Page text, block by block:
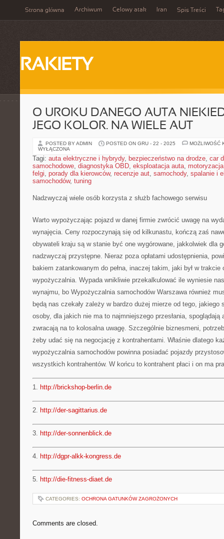
Strona główna Archiwum Celowy atak Iran Spis Treści
RAKIETY
O UROKU DANEGO AUTA
JEGO KOLOR. NA WIELE AUT
POSTED BY ADMIN POSTED ON GRU - 22 - 2025
MOŻLIWOŚĆ
WYŁĄCZONA
Tagi: auta elektryczne i hybrydy, bezpieczeństwo na drodze, car
samochodowe, diagnostyka OBD, eksploatacja auta, motoryzacja
felgi, porady dla kierowców, recenzje aut, samochody, spalanie i
samochodów, tuning
Nadzwyczaj wiele osób korzysta z służb fachowego serwisu
Warto wypożyczając pojazd w danej firmie zwrócić uwagę na
wynajęcia. Ceny rozpoczynają się od kilkunastu, kończą zaś
obywateli kraju są w stanie być one wygórowane, jakkolwiek dla
nadzwyczaj przystępne. Nieraz poza opłatami udostępnienia,
bakiem zatankowanym do pełna, inaczej takim, jaki był w trakcie
wypożyczalnia. Wypada wnikliwie przekalkulować ile wyniesie
wynajmu, bo Wypożyczalnia samochodów Warszawa również
będą nas czekały zależy w bardzo dużej mierze od tego, jakiego
osoby, dla jakich nie ma to najmniejszego przesłania, spoglądają
zwracają na to kolosalna uwagę. Szczególnie biznesmeni,
żeby udać się na negocjację z kontrahentami. Właśnie dlatego
wypożyczalnia samochodów powinna posiadać pojazdy
wszystkich kontrahentów. W końcu to kontrahent płaci i on ma
1. http://brickshop-berlin.de
2. http://der-sagittarius.de
3. http://der-sonnenblick.de
4. http://dgpr-alkk-kongress.de
5. http://die-fitness-diaet.de
CATEGORIES: OCHRONA GATUNKÓW ZAGROŻONYCH
Comments are closed.